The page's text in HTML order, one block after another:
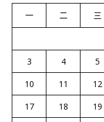
一 二 三
3
4 5
10
11 12
17
18 19